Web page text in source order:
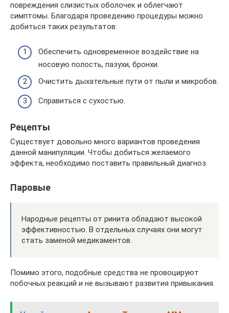
повреждения слизистых оболочек и облегчают
симптомы. Благодаря проведению процедуры можно
добиться таких результатов:
Обеспечить одновременное воздействие на
носовую полость, пазухи, бронхи.
Очистить дыхательные пути от пыли и микробов.
Справиться с сухостью.
Рецепты
Существует довольно много вариантов проведения
данной манипуляции. Чтобы добиться желаемого
эффекта, необходимо поставить правильный диагноз.
Паровые
Народные рецепты от ринита обладают высокой
эффективностью. В отдельных случаях они могут
стать заменой медикаментов.
Помимо этого, подобные средства не провоцируют
побочных реакций и не вызывают развития привыкания.